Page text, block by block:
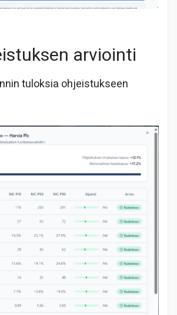
arviointi
tuloksia ohjeistukseen